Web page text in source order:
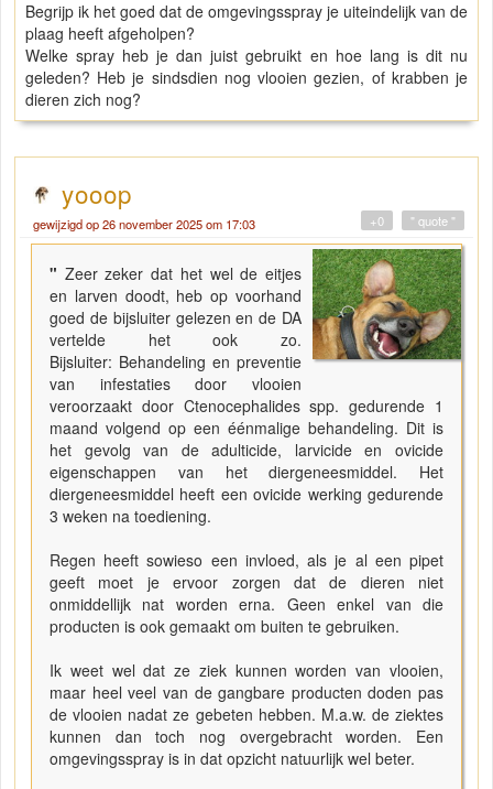
Begrijp ik het goed dat de omgevingsspray je uiteindelijk van de
plaag heeft afgeholpen?
Welke spray heb je dan juist gebruikt en hoe lang is dit nu
geleden? Heb je sindsdien nog vlooien gezien, of krabben je
dieren zich nog?
yooop
gewijzigd op 26 november 2025 om 17:03 " quote "
+0
" Zeer zeker dat het wel de eitjes
en larven doodt, heb op voorhand
goed de bijsluiter gelezen en de DA
vertelde het ook zo.
Bijsluiter: Behandeling en preventie
van infestaties door vlooien
veroorzaakt door Ctenocephalides spp. gedurende 1
maand volgend op een éénmalige behandeling. Dit is
het gevolg van de adulticide, larvicide en ovicide
eigenschappen van het diergeneesmiddel. Het
diergeneesmiddel heeft een ovicide werking gedurende
3 weken na toediening.
Regen heeft sowieso een invloed, als je al een pipet
geeft moet je ervoor zorgen dat de dieren niet
onmiddellijk nat worden erna. Geen enkel van die
producten is ook gemaakt om buiten te gebruiken.
Ik weet wel dat ze ziek kunnen worden van vlooien,
maar heel veel van de gangbare producten doden pas
de vlooien nadat ze gebeten hebben. M.a.w. de ziektes
kunnen dan toch nog overgebracht worden. Een
omgevingsspray is in dat opzicht natuurlijk wel beter.